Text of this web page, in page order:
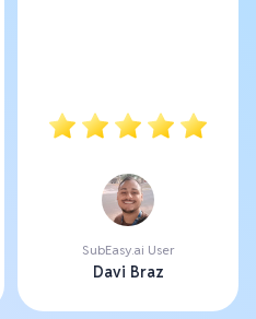
SubEasy.ai User
Davi Braz